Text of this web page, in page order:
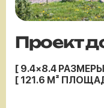
Проект
[ 9.4×8.4
[ 121.6 М²